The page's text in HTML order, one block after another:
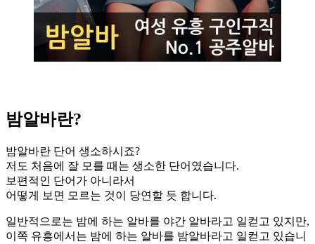
밤알바란?
밤알바란 단어 생소하시죠?
저도 처음에 잘 모를 때는 생소한 단어였습니다.
보편적인 단어가 아니라서
어떻게 보면 모르는 것이 당연할 듯 합니다.
일반적으로는 밤에 하는 알바를 야간 알바라고 일컫고 있지만,
이쪽 유흥에서는 밤에 하는 알바를 밤알바라고 일컫고 있습니